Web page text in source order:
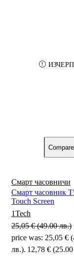
Compare
Смарт часовничи
Смарт часовник
Touch Screen
1Tech
25,05€ (49.00 лв.)
price was: 25,05 €
лв.). 12,78 € (25.00